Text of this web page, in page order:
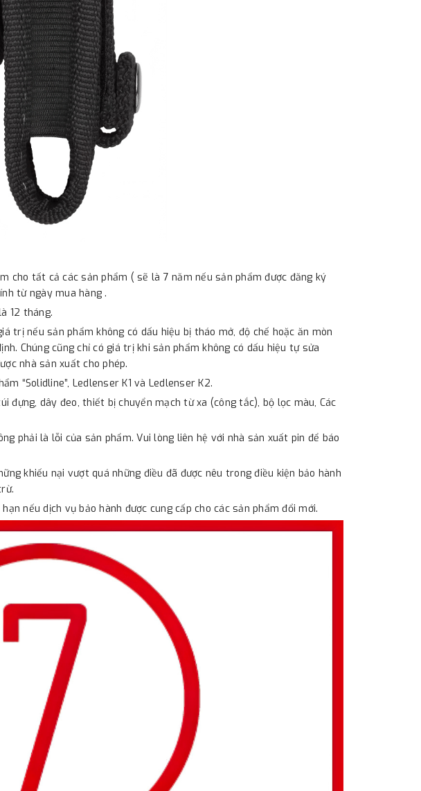
cho tất cả các sản phẩm ( sẽ là 7 năm nếu sản phẩm được đăng ký
từ ngày mua hàng .
12 tháng.
trị nếu sản phẩm không có dấu hiệu bị tháo mở, độ chế hoặc ăn mòn
Chúng cũng chỉ có giá trị khi sản phẩm không có dấu hiệu tự sửa
nhà sản xuất cho phép.
“Solidline”, Ledlenser K1 và Ledlenser K2.
đựng, dây đeo, thiết bị chuyển mạch từ xa (công tắc), bộ lọc màu, Các
phải là lỗi của sản phẩm. Vui lòng liên hệ với nhà sản xuất pin để báo
khiếu nại vượt quá những điều đã được nêu trong điều kiện bảo hành
nếu dịch vụ bảo hành được cung cấp cho các sản phẩm đổi mới.